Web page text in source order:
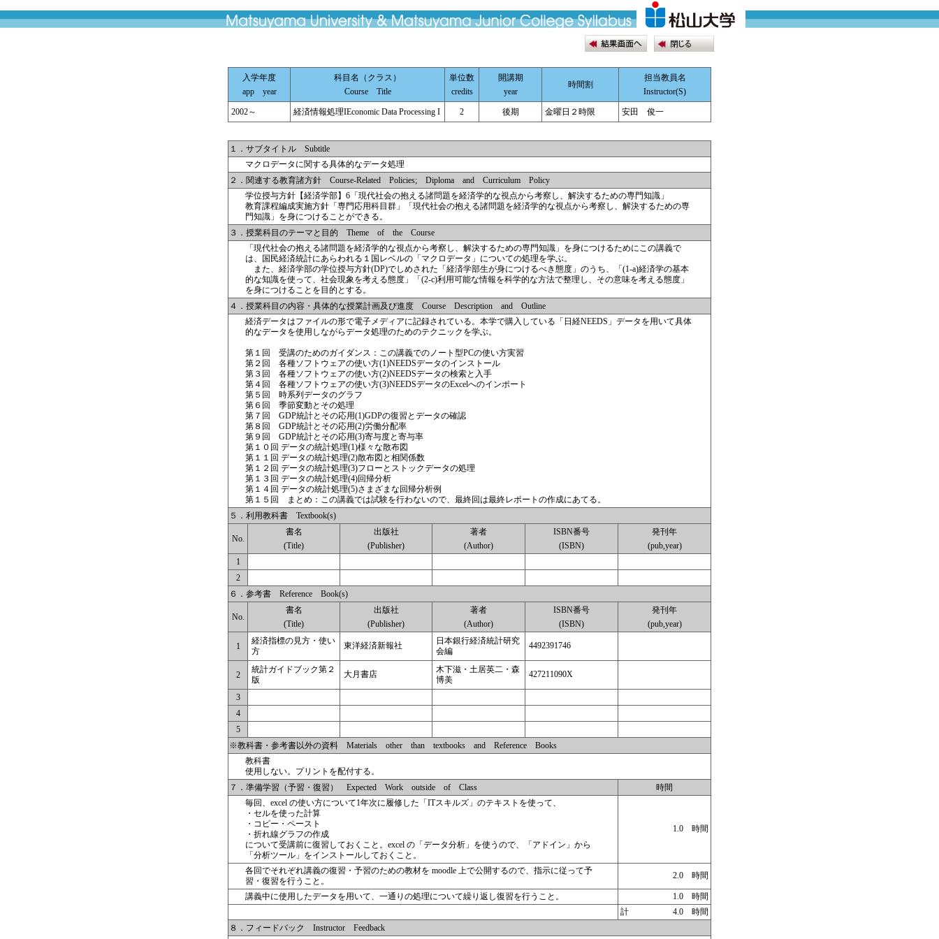
入学年度
app year
科目名（クラス）
Course Title
単位数
credits
開講期
year
時間割
担当教員名
Instructor(S)
2002～ 経済情報処理IEconomic Data Processing I 2 後期 金曜日２時限 安田 俊一
１．サブタイトル Subtitle
マクロデータに関する具体的なデータ処理
２．関連する教育諸方針 Course-Related Policies; Diploma and Curriculum Policy
学位授与方針【経済学部】6「現代社会の抱える諸問題を経済学的な視点から考察し、解決するための専門知識」
教育課程編成実施方針「専門応用科目群」「現代社会の抱える諸問題を経済学的な視点から考察し、解決するための専
門知識」を身につけることができる。
３．授業科目のテーマと目的 Theme of the Course
「現代社会の抱える諸問題を経済学的な視点から考察し、解決するための専門知識」を身につけるためにこの講義で
は、国民経済統計にあらわれる１国レベルの「マクロデータ」についての処理を学ぶ。
また、経済学部の学位授与方針(DP)でしめされた「経済学部生が身につけるべき態度」のうち、「(1-a)経済学の基本
的な知識を使って、社会現象を考える態度」「(2-c)利用可能な情報を科学的な方法で整理し、その意味を考える態度」
を身につけることを目的とする。
４．授業科目の内容・具体的な授業計画及び進度 Course Description and Outline
経済データはファイルの形で電子メディアに記録されている。本学で購入している「日経NEEDS」データを用いて具体
的なデータを使用しながらデータ処理のためのテクニックを学ぶ。
第１回 受講のためのガイダンス：この講義でのノート型PCの使い方実習
第２回 各種ソフトウェアの使い方(1)NEEDSデータのインストール
第３回 各種ソフトウェアの使い方(2)NEEDSデータの検索と入手
第４回 各種ソフトウェアの使い方(3)NEEDSデータのExcelへのインポート
第５回 時系列データのグラフ
第６回 季節変動とその処理
第７回 GDP統計とその応用(1)GDPの復習とデータの確認
第８回 GDP統計とその応用(2)労働分配率
第９回 GDP統計とその応用(3)寄与度と寄与率
第１０回 データの統計処理(1)様々な散布図
第１１回 データの統計処理(2)散布図と相関係数
第１２回 データの統計処理(3)フローとストックデータの処理
第１３回 データの統計処理(4)回帰分析
第１４回 データの統計処理(5)さまざまな回帰分析例
第１５回 まとめ：この講義では試験を行わないので、最終回は最終レポートの作成にあてる。
５．利用教科書 Textbook(s)
No.
書名
(Title)
出版社
(Publisher)
著者
(Author)
ISBN番号
(ISBN)
発刊年
(pub,year)
1
2
６．参考書 Reference Book(s)
No.
書名
(Title)
出版社
(Publisher)
著者
(Author)
ISBN番号
(ISBN)
発刊年
(pub,year)
1
経済指標の見方・使い
方
東洋経済新報社
日本銀行経済統計研究
会編
4492391746
2
統計ガイドブック第２
版
大月書店
木下滋・土居英二・森
博美
427211090X
3
4
5
※教科書・参考書以外の資料 Materials other than textbooks and Reference Books
教科書
使用しない。プリントを配付する。
７．準備学習（予習・復習） Expected Work outside of Class
時間
毎回、excel の使い方について1年次に履修した「ITスキルズ」のテキストを使って、
・セルを使った計算
・コピー・ペースト
・折れ線グラフの作成
について受講前に復習しておくこと。excel の「データ分析」を使うので、「アドイン」から
「分析ツール」をインストールしておくこと。
1.0 時間
各回でそれぞれ講義の復習・予習のための教材を moodle 上で公開するので、指示に従って予
習・復習を行うこと。
2.0 時間
講義中に使用したデータを用いて、一通りの処理について繰り返し復習を行うこと。
1.0 時間
計
4.0 時間
８．フィードバック Instructor Feedback